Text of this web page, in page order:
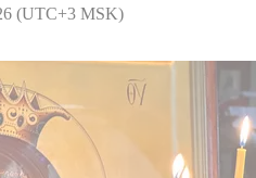
(UTC+3 MSK)